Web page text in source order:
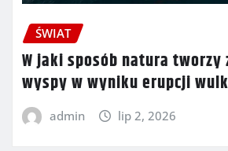
ŚWIAT
W jaki sposób natura tworzy
wyspy w wyniku erupcji
admin lip 2, 2026